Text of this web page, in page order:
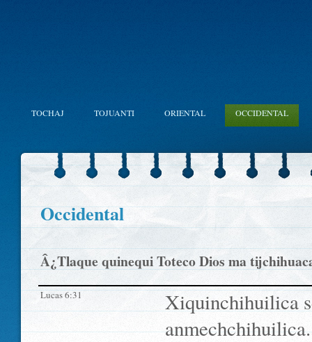
TOCHAJ TOJUANTI ORIENTAL OCCIDENTAL
Occidental
Â¿Tlaque quinequi Toteco Dios ma
Lucas 6:31
Xiquinchihuilica
anmechchihuilica.